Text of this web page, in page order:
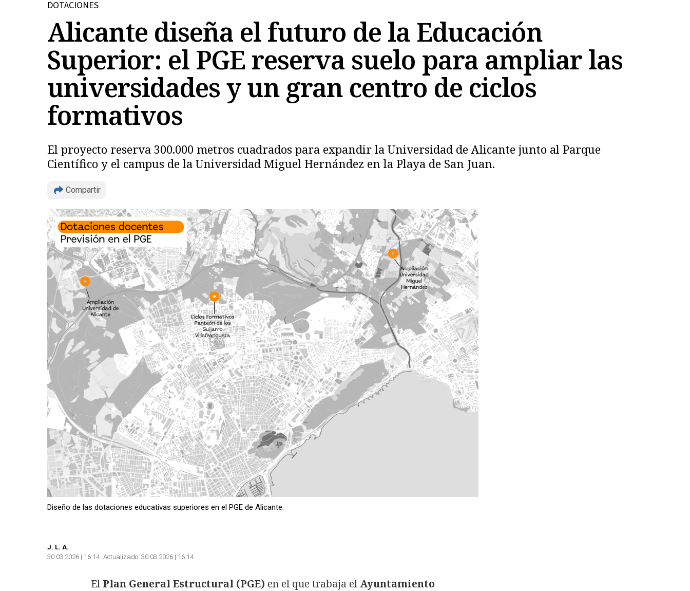
DOTACIONES
Alicante diseña el futuro de la Educación
Superior: el PGE reserva suelo para ampliar las
universidades y un gran centro de ciclos
formativos
El proyecto reserva 300.000 metros cuadrados para expandir la Universidad de Alicante junto al Parque
Científico y el campus de la Universidad Miguel Hernández en la Playa de San Juan.
Compartir
Copiar
Diseño de las dotaciones educativas superiores en el PGE de Alicante.
J. L. A.
30.03.2026 | 16:14 Actualizado: 30.03.2026 | 16:14
El Plan General Estructural (PGE) en el que trabaja el Ayuntamiento